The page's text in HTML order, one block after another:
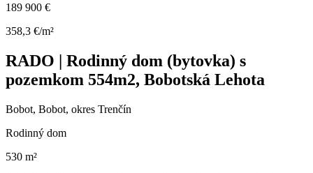
189 900 €
358,3 €/m²
RADO | Rodinný dom (bytovka) s
pozemkom 554m2, Bobotská Lehota
Bobot, Bobot, okres Trenčín
Rodinný dom
530 m²